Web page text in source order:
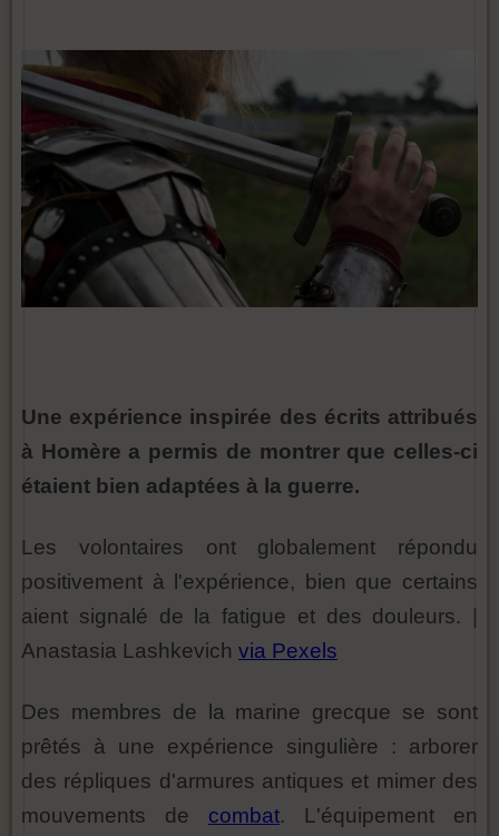
Une expérience inspirée des écrits attribués
à Homère a permis de montrer que celles-ci
étaient bien adaptées à la guerre.
Les volontaires ont globalement répondu
positivement à l'expérience, bien que certains
aient signalé de la fatigue et des douleurs. |
Anastasia Lashkevich via Pexels
Des membres de la marine grecque se sont
prêtés à une expérience singulière : arborer
des répliques d'armures antiques et mimer des
mouvements de combat. L'équipement en